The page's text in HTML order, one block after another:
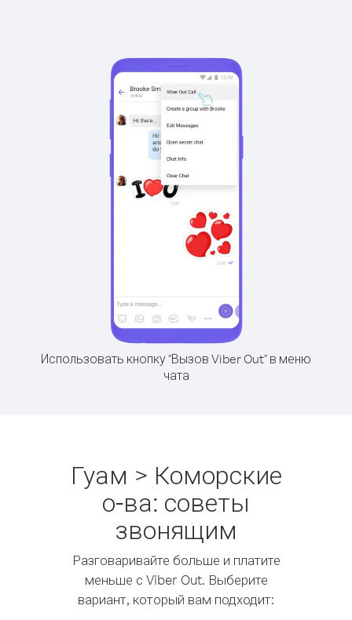
Использовать кнопку "Вызов Viber Out" в меню
чата
Гуам > Коморские
о-ва: советы
звонящим
Разговаривайте больше и платите
меньше с Viber Out. Выберите
вариант, который вам подходит: